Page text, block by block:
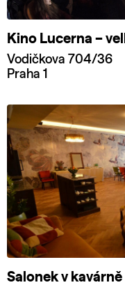
Kino Lucerna –
Vodičkova 704/36
Praha 1
Salonek v